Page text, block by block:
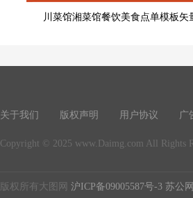
川菜馆湘菜馆餐饮美食点单模板矢
关于我们 版权声明 用户协议 广
Copyright © 2025 www.Daimg.com All Rights
版权所有大图网 沪ICP备09005587号-3 苏公